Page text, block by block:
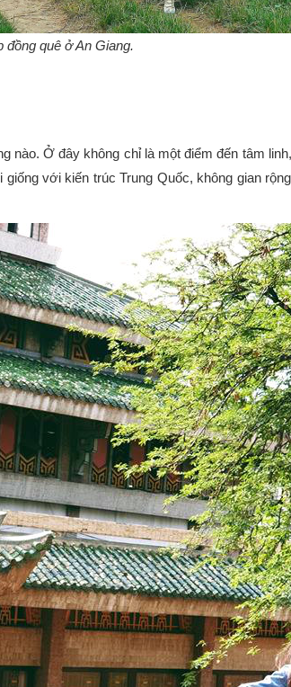
đồng quê ở An Giang.
nào. Ở đây không chỉ là một điểm đến tâm
với kiến trúc Trung Quốc, không gian